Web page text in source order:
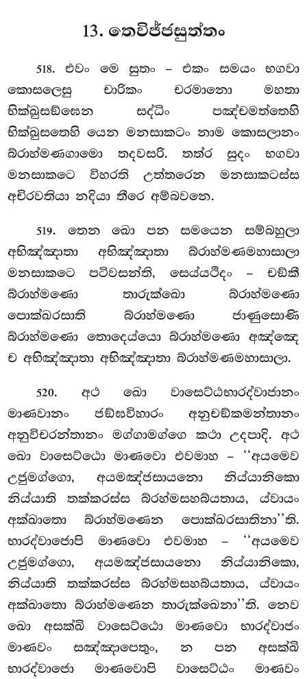
13. තෙවිජ්ජසුත්තං
518. එවං මෙ සුතං – එකං සමයං භගවා
කොසලෙසු චාරිකං චරමානො මහතා
භික්ඛුසඞ්ඝෙන සද්ධිං පඤ්චමත්තෙහි
භික්ඛුසතෙහි යෙන මනසාකටං නාම කොසලානං
බ්රාහ්මණගාමො තදවසරි. තත්ර සුදං භගවා
මනසාකටෙ විහරති උත්තරෙන මනසාකටස්ස
අචිරවතියා නදියා තීරෙ අම්බවනෙ.
519. තෙන ඛො පන සමයෙන සම්බහුලා
අභිඤ්ඤාතා අභිඤ්ඤාතා බ්රාහ්මණමහාසාලා
මනසාකටෙ පටිවසන්ති, සෙය්යථිදං – චඞ්කී
බ්රාහ්මණො තාරුක්ඛො බ්රාහ්මණො
පොක්ඛරසාති බ්රාහ්මණො ජාණුසොණි
බ්රාහ්මණො තොදෙය්යො බ්රාහ්මණො අඤ්ඤෙ
ච අභිඤ්ඤාතා අභිඤ්ඤාතා බ්රාහ්මණමහාසාලා.
520. අථ ඛො වාසෙට්ඨභාරද්වාජානං
මාණවානං ජඞ්ඝවිහාරං අනුචඞ්කමන්තානං
අනුවිචරන්තානං මග්ගාමග්ගෙ කථා උදපාදි. අථ
ඛො වාසෙට්ඨො මාණවො එවමාහ – ‘‘අයමෙව
උජුමග්ගො, අයමඤ්ජසායනො නිය්යානිකො
නිය්යාති තක්කරස්ස බ්රහ්මසහබ්යතාය, ය්වායං
අක්ඛාතො බ්රාහ්මණෙන පොක්ඛරසාතිනා’’ති.
භාරද්වාජොපි මාණවො එවමාහ – ‘‘අයමෙව
උජුමග්ගො, අයමඤ්ජසායනො නිය්යානිකො,
නිය්යාති තක්කරස්ස බ්රහ්මසහබ්යතාය, ය්වායං
අක්ඛාතො බ්රාහ්මණෙන තාරුක්ඛෙනා’’ති. නෙව
ඛො අසක්ඛි වාසෙට්ඨො මාණවො භාරද්වාජං
මාණවං සඤ්ඤාපෙතුං, න පන අසක්ඛි
භාරද්වාජො මාණවොපි වාසෙට්ඨං මාණවං